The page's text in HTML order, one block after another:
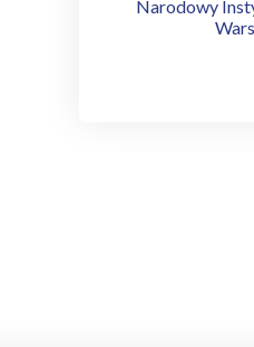
Narodowy